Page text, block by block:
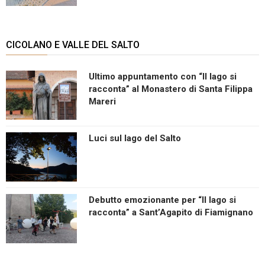
CICOLANO E VALLE DEL SALTO
Ultimo appuntamento con “Il lago si
racconta” al Monastero di Santa Filippa
Mareri
Luci sul lago del Salto
Debutto emozionante per “Il lago si
racconta” a Sant’Agapito di Fiamignano